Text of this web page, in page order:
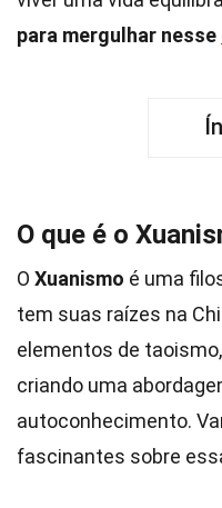
para mergulhar nesse
O que é o
O Xuanismo é uma
tem suas raízes na
elementos de taoismo,
criando uma
autoconhecimento.
fascinantes sobre